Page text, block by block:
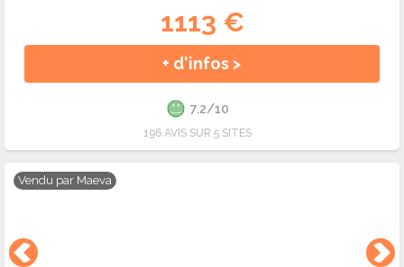
1113 €
+ d'infos >
7.2/10
196 AVIS SUR 5 SITES
Vendu par Maeva